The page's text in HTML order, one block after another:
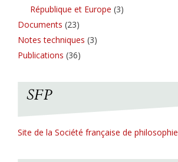
République et Europe (3)
Documents (23)
Notes techniques (3)
Publications (36)
SFP
Site de la Société française de philosophie